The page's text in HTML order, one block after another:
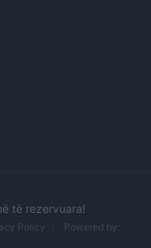
të rezervuara!
Policy
Powered by: